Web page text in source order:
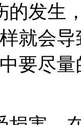
的发生
就会
要尽